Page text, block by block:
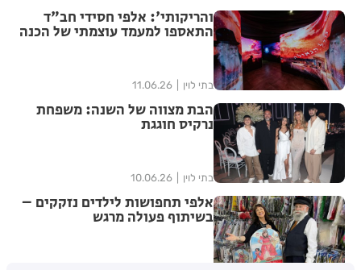
והריקותי': אלפי חסידי חב"ד
התאספו למעמד עוצמתי של הכנה
בתי לוין 11.06.26
הבת מצווה של השנה: משפחת
נרקיס חוגגת
בתי לוין 10.06.26
אלפי תחפושות לילדים נזקקים –
בשיתוף פעולה מרגש